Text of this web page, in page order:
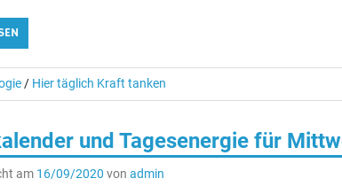
/ Hier täglich Kraft tanken
und Tagesenergie für
am 16/09/2020 von admin